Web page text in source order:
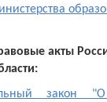
акты
закон "О